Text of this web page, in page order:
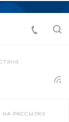
НА РАССЫЛКУ